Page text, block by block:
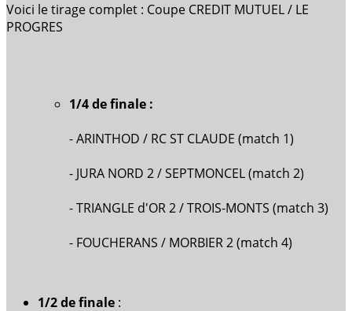
Voici le tirage complet : Coupe CREDIT MUTUEL / LE
PROGRES
1/4 de finale :
- ARINTHOD / RC ST CLAUDE (match 1)
- JURA NORD 2 / SEPTMONCEL (match 2)
- TRIANGLE d'OR 2 / TROIS-MONTS (match 3)
- FOUCHERANS / MORBIER 2 (match 4)
1/2 de finale :